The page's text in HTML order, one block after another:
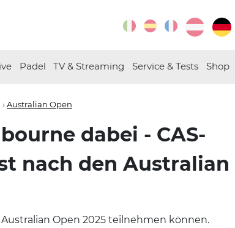
Padel TV & Streaming Service & Tests Shop
Australian Open
dabei - CAS-
nach den Australian
Open 2025 teilnehmen können.